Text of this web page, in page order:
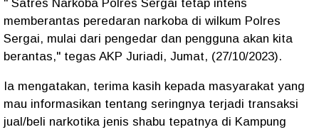
" Satres Narkoba Polres Sergai tetap intens
memberantas peredaran narkoba di wilkum Polres
Sergai, mulai dari pengedar dan pengguna akan kita
berantas," tegas AKP Juriadi, Jumat, (27/10/2023).
Ia mengatakan, terima kasih kepada masyarakat yang
mau informasikan tentang seringnya terjadi transaksi
jual/beli narkotika jenis shabu tepatnya di Kampung